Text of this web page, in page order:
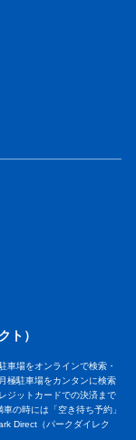
ト）
車場をオンラインで検索・
極駐車場をカンタンに検索
ジットカードでの決済まで
の時には「空き待ち予約」
Direct（パークダイレク